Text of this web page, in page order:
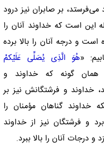
می‌فرستد، بر صابران نیز درود
این است که خداوند آنان را
و درجه آنان را بالا برده
«هُوَ الَّذِی یُصَلِّی عَلَیْکمْ
بنابراین‌‌ همان گونه که خداوند و
خداوند و فرشتگانش نیز بر
خداوند گناهان مؤمنان را
و فرشتگان نیز از خداوند
و درجات آنان را بالا ببرد.